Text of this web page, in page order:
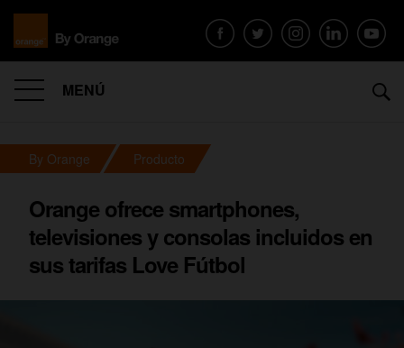
MENÚ
By Orange Producto
Orange ofrece smartphones,
televisiones y consolas incluidos en
sus tarifas Love Fútbol